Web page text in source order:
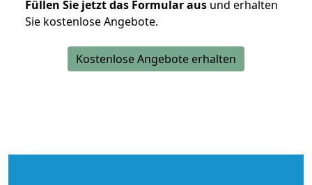
Füllen Sie jetzt das Formular aus und erhalten
Sie kostenlose Angebote.
Kostenlose Angebote erhalten